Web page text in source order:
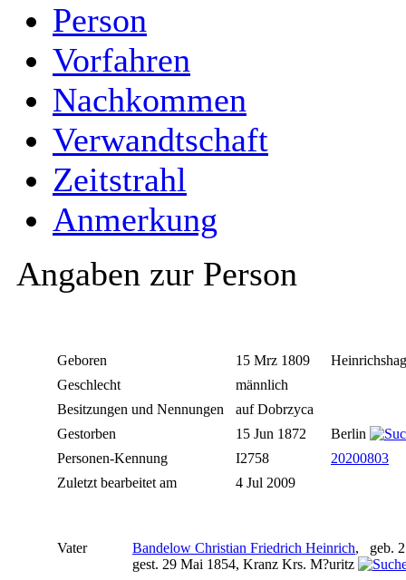
Person
Vorfahren
Nachkommen
Verwandtschaft
Zeitstrahl
Anmerkung
Angaben zur Person
Geboren 15 Mrz 1809
Geschlecht
männlich
Besitzungen und Nennungen
auf Dobrzyca
Gestorben
15 Jun 1872
Berlin
Personen-Kennung
I2758
20200803
Zuletzt bearbeitet am
4 Jul 2009
Vater Bandelow Christian Friedrich Heinrich, geb.
gest. 29 Mai 1854, Kranz Krs. M?uritz